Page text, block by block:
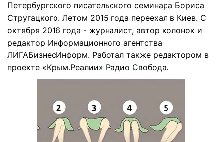
Петербургского писательского семинара Бориса
Стругацкого. Летом 2015 года переехал в Киев. С
октября 2016 года - журналист, автор колонок и
редактор Информационного агентства
ЛИГАБизнесИнформ. Работал также редактором в
проекте «Крым.Реалии» Радио Свобода.